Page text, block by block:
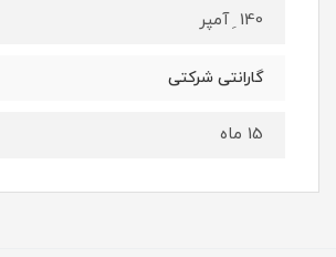
140 ِ آمپر
گارانتی شرکتی
15 ماه